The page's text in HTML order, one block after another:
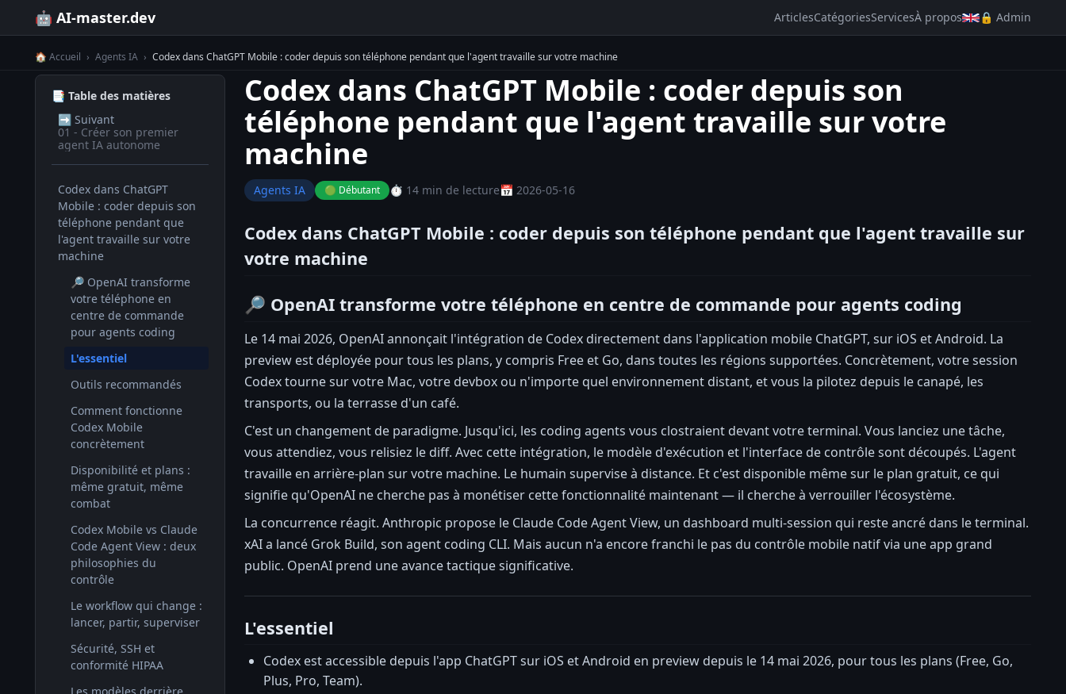
🤖 AI-master.dev ArticlesCatégoriesServicesÀ propos 🔒 Admin
🏠 Accueil › Agents IA › Codex dans ChatGPT Mobile : coder depuis son téléphone pendant que l'agent travaille sur votre machine
📑 Table des matières
➡️ Suivant
01 - Créer son premier
agent IA autonome
Codex dans ChatGPT
Mobile : coder depuis son
téléphone pendant que
l'agent travaille sur votre
machine
🔎 OpenAI transforme
votre téléphone en
centre de commande
pour agents coding
L'essentiel
Outils recommandés
Comment fonctionne
Codex Mobile
concrètement
Disponibilité et plans :
même gratuit, même
combat
Codex Mobile vs Claude
Code Agent View : deux
philosophies du
contrôle
Le workflow qui change :
lancer, partir, superviser
Sécurité, SSH et
conformité HIPAA
Codex dans ChatGPT Mobile : coder depuis son
téléphone pendant que l'agent travaille sur votre
machine
Agents IA 🟢 Débutant ⏱️ 14 min de lecture📅 2026-05-16
Codex dans ChatGPT Mobile : coder depuis son téléphone pendant que l'agent travaille sur
votre machine
🔎 OpenAI transforme votre téléphone en centre de commande pour agents coding
Le 14 mai 2026, OpenAI annonçait l'intégration de Codex directement dans l'application mobile ChatGPT, sur iOS et Android. La
preview est déployée pour tous les plans, y compris Free et Go, dans toutes les régions supportées. Concrètement, votre session
Codex tourne sur votre Mac, votre devbox ou n'importe quel environnement distant, et vous la pilotez depuis le canapé, les
transports, ou la terrasse d'un café.
C'est un changement de paradigme. Jusqu'ici, les coding agents vous clostraient devant votre terminal. Vous lanciez une tâche,
vous attendiez, vous relisiez le diff. Avec cette intégration, le modèle d'exécution et l'interface de contrôle sont découpés. L'agent
travaille en arrière-plan sur votre machine. Le humain supervise à distance. Et c'est disponible même sur le plan gratuit, ce qui
signifie qu'OpenAI ne cherche pas à monétiser cette fonctionnalité maintenant — il cherche à verrouiller l'écosystème.
La concurrence réagit. Anthropic propose le Claude Code Agent View, un dashboard multi-session qui reste ancré dans le terminal.
xAI a lancé Grok Build, son agent coding CLI. Mais aucun n'a encore franchi le pas du contrôle mobile natif via une app grand
public. OpenAI prend une avance tactique significative.
L'essentiel
Codex est accessible depuis l'app ChatGPT sur iOS et Android en preview depuis le 14 mai 2026, pour tous les plans (Free, Go,
Plus, Pro, Team).